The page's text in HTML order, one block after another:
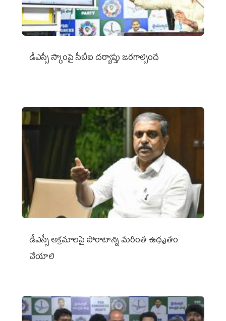
డీఎస్సీ స్కాంపై సీబీఐ దర్యాప్తు జరగాల్సిందే
డీఎస్సీ అక్రమాలపై పోరాటాన్ని మరింత ఉధృతం
చేయాలి